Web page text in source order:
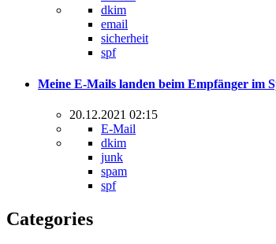
dkim
email
sicherheit
spf
Meine E-Mails landen beim Empfänger im
20.12.2021 02:15
E-Mail
dkim
junk
spam
spf
Categories